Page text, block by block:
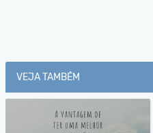
VEJA TAMBÉM